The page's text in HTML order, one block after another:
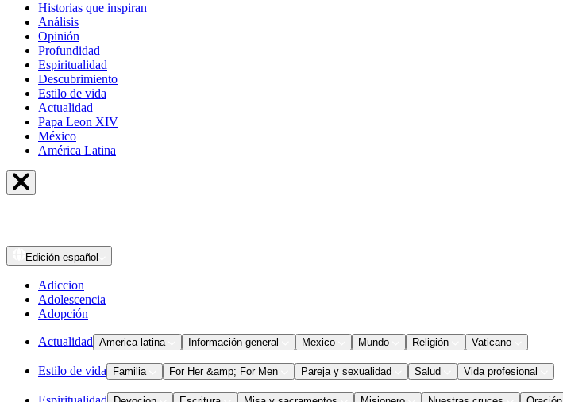
Historias que inspiran
Análisis
Opinión
Profundidad
Espiritualidad
Descubrimiento
Estilo de vida
Actualidad
Papa Leon XIV
México
América Latina
Edición español
Adiccion
Adolescencia
Adopción
Actualidad America latina Información general Mexico Mundo Religión Vaticano
Estilo de vida Familia For Her &amp; For Men Pareja y sexualidad Salud Vida profesional